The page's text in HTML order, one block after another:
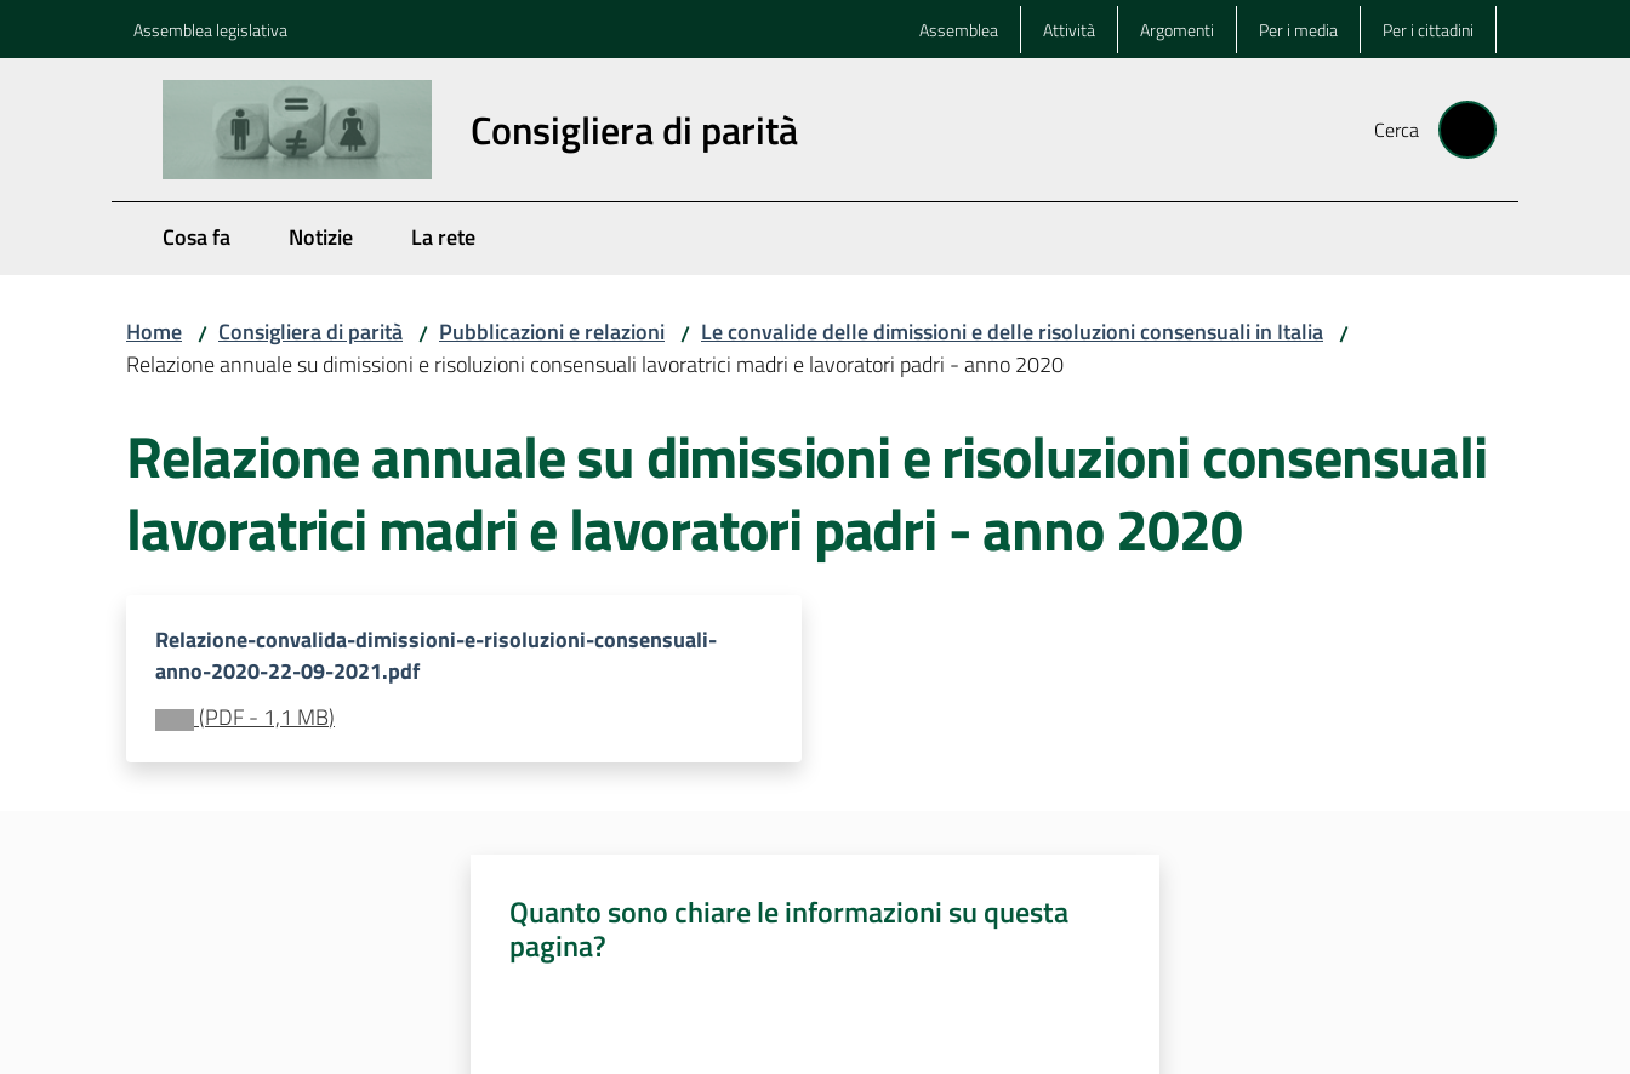
Assemblea legislativa Assemblea Attività Argomenti Per i media Per i cittadini
Consigliera di parità Cerca
Cosa fa Notizie La rete
Home / Consigliera di parità / Pubblicazioni e relazioni / Le convalide delle dimissioni e delle risoluzioni consensuali in Italia /
Relazione annuale su dimissioni e risoluzioni consensuali lavoratrici madri e lavoratori padri - anno 2020
Relazione annuale su dimissioni e risoluzioni consensuali
lavoratrici madri e lavoratori padri - anno 2020
Relazione-convalida-dimissioni-e-risoluzioni-consensuali-
anno-2020-22-09-2021.pdf
(PDF- 1,1 MB)
Quanto sono chiare le informazioni su questa
pagina?